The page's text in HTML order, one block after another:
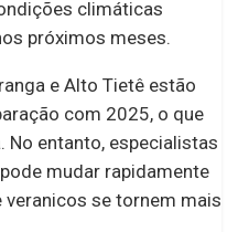
climáticas
próximos meses.
e Alto Tietê estão
com 2025, o que
No entanto, especialistas
mudar rapidamente
se tornem mais